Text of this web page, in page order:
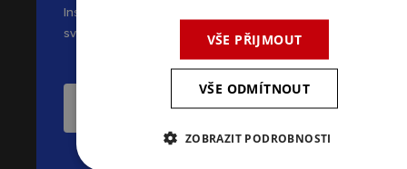
Inspirace, novinky a zajímavé tipy ze
světa AV komunikace
CHCI ODEBÍRAT NOVINKY
VŠE PŘIJMOUT
VŠE ODMÍTNOUT
ZOBRAZIT PODROBNOSTI